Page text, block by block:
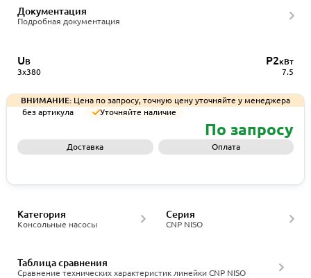
Документация
Подробная документация
UВ
3x380
P2кВт
7.5
ВНИМАНИЕ: Цена по запросу, точную цену уточняйте у менеджера
без артикула
Уточняйте наличие
По запросу
Доставка Оплата
Консольные насосы
Категория
CNP NISO
Серия
Сравнение технических характеристик линейки CNP NISO
Таблица сравнения